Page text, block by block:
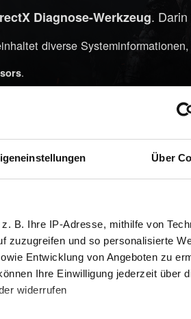
Über
B. Ihre IP-Adresse, mithilfe von
zuzugreifen und so personalisierte
Entwicklung von Angeboten zu
Ihre Einwilligung jederzeit über
widerrufen
Diagnose-Werkzeug.
diverse
.
ob Dein Prozessor/
sind?
zu Grafikkarten, um
GTX 660 / AMD GPU Radeon
zu Prozessoren, um